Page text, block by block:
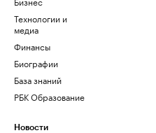
Технологии и
медиа
Финансы
Биографии
База знаний
РБК Образование
Новости